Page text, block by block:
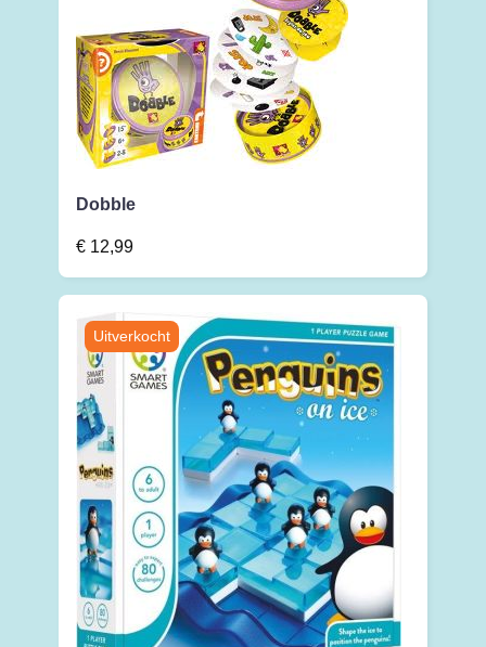
Dobble
€ 12,99